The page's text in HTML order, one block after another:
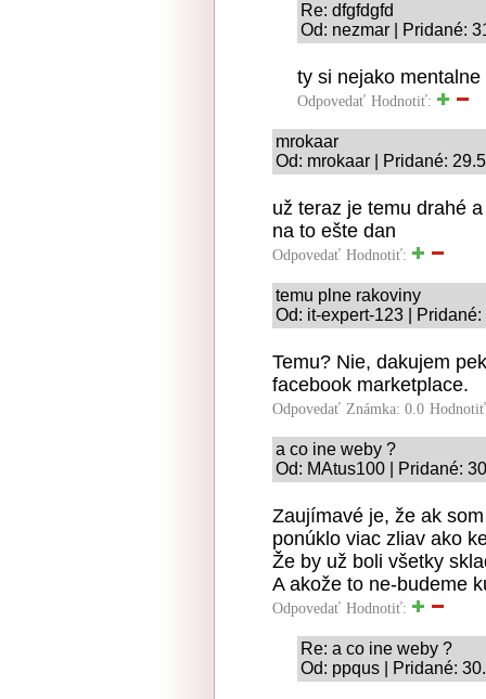
Re: dfgfdgfd
Od: nezmar | Pridané:
ty si nejako
Odpovedať Hodnotiť:
mrokaar
Od: mrokaar | Pridané:
už teraz je temu drahé
na to ešte dan
Odpovedať Hodnotiť:
temu plne rakoviny
Od: it-expert-123 |
Temu? Nie, dakujem
facebook marketplace.
Odpovedať Známka: 0.0
a co ine weby ?
Od: MAtus100 | Pridané:
Zaujímavé je, že ak
ponúklo viac zliav ako
Že by už boli všetky
A akože to ne-budeme
Odpovedať Hodnotiť:
Re: a co ine weby ?
Od: ppqus | Pridané: